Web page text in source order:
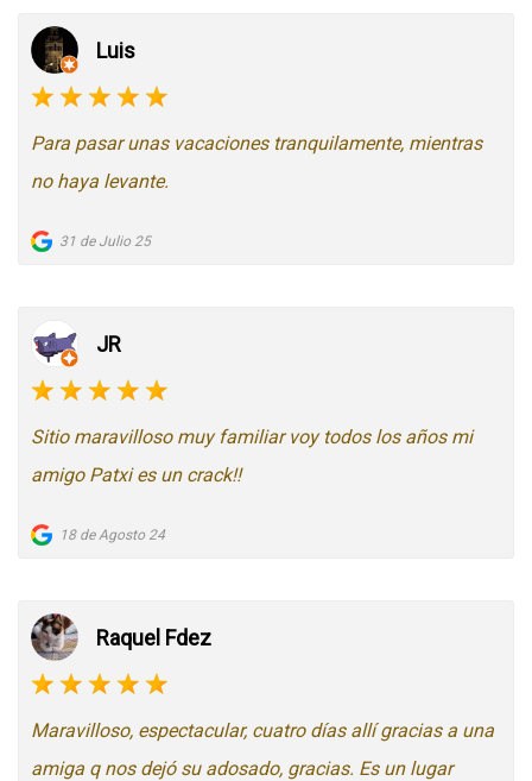
Luis
Para pasar unas vacaciones tranquilamente, mientras
no haya levante.
31 de Julio 25
JR
Sitio maravilloso muy familiar voy todos los años mi
amigo Patxi es un crack!!
18 de Agosto 24
Raquel Fdez
Maravilloso, espectacular, cuatro días allí gracias a una
amiga q nos dejó su adosado, gracias. Es un lugar